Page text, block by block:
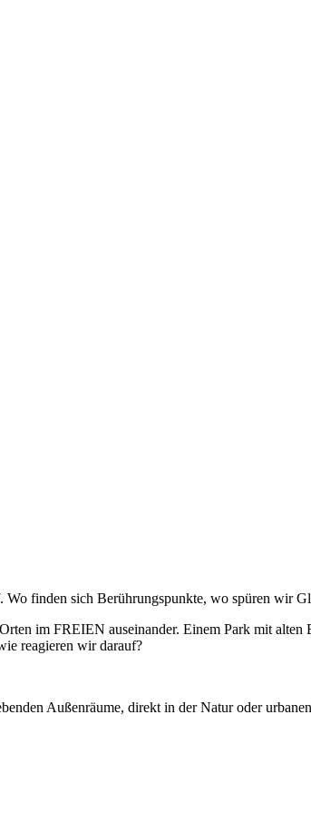
finden sich Berührungspunkte, wo spüren wir
im FREIEN auseinander. Einem Park mit
reagieren wir darauf?
Außenräume, direkt in der Natur oder